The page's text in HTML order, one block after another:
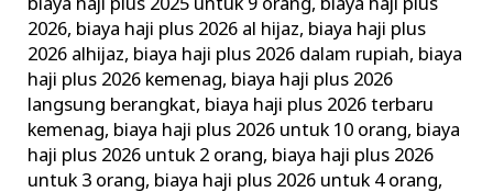
biaya haji plus 2025 untuk 9 orang, biaya haji plus
2026, biaya haji plus 2026 al hijaz, biaya haji plus
2026 alhijaz, biaya haji plus 2026 dalam rupiah, biaya
haji plus 2026 kemenag, biaya haji plus 2026
langsung berangkat, biaya haji plus 2026 terbaru
kemenag, biaya haji plus 2026 untuk 10 orang, biaya
haji plus 2026 untuk 2 orang, biaya haji plus 2026
untuk 3 orang, biaya haji plus 2026 untuk 4 orang,